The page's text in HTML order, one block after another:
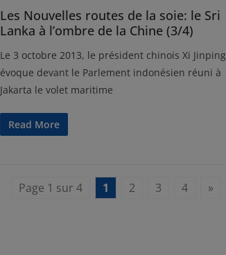
Les Nouvelles routes de la soie: le Sri
Lanka à l’ombre de la Chine (3/4)
Le 3 octobre 2013, le président chinois Xi Jinping
évoque devant le Parlement indonésien réuni à
Jakarta le volet maritime
Read More
Page 1 sur 4 1 2 3 4 »